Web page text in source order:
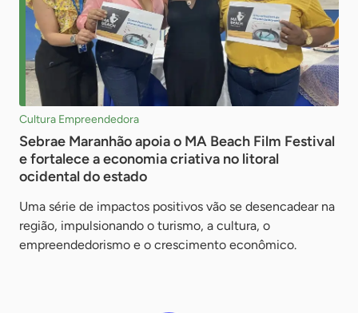
Cultura Empreendedora
Sebrae Maranhão apoia o MA Beach Film Festival
e fortalece a economia criativa no litoral
ocidental do estado
Uma série de impactos positivos vão se desencadear na
região, impulsionando o turismo, a cultura, o
empreendedorismo e o crescimento econômico.